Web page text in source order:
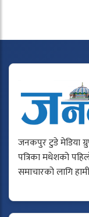
जनकपुर टुडे मेडिया
पत्रिका मधेशको पहिलो
समाचारको लागि